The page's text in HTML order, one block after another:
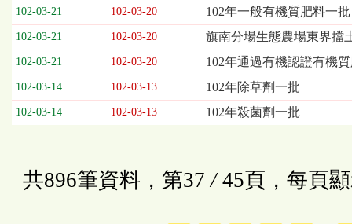
102-03-21 102-03-20 102年一般有機質肥料一批
102-03-21 102-03-20 旗南分場生態農場東界擋
102-03-21 102-03-20 102年通過有機認證有機
102-03-14 102-03-13 102年除草劑一批
102-03-14 102-03-13 102年殺菌劑一批
共896筆資料，第37 /45頁，每頁